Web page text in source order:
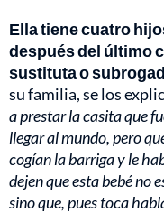
Ella tiene cuatro
después del último
sustituta o
su familia, se los
a prestar la casita que
llegar al mundo, pero
cogían la barriga y le
dejen que esta bebé no
sino que, pues toca